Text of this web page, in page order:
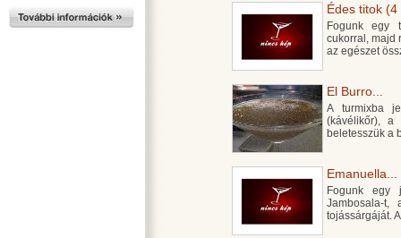
Édes titok
Fogunk egy
cukorral, majd
az egészet
El Burro...
A turmixba
(kávélikőr), a
beletesszük a
Emanuella...
Fogunk egy
Jambosala-
tojássárgáját.